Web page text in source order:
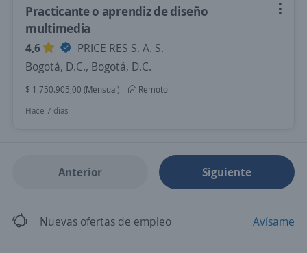
Practicante o aprendiz de diseño
multimedia
4,6
PRICE RES S. A. S.
Bogotá, D.C., Bogotá, D.C.
$ 1.750.905,00 (Mensual)
Remoto
Hace 7 días
Anterior Siguiente
Nuevas ofertas de empleo Avísame